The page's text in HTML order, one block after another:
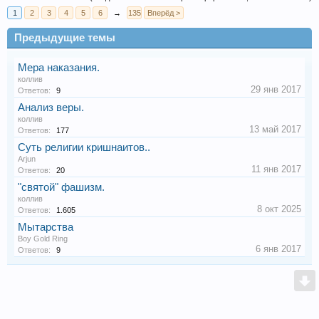
1
2 3 4 5 6 → 135 Вперёд >
Предыдущие темы
Мера наказания.
коллив
Ответов:
9 29 янв 2017
Анализ веры.
коллив
Ответов:
177 13 май 2017
Суть религии кришнаитов..
Arjun
Ответов:
20 11 янв 2017
"святой" фашизм.
коллив
Ответов:
1.605 8 окт 2025
Мытарства
Boy Gold Ring
Ответов:
9 6 янв 2017